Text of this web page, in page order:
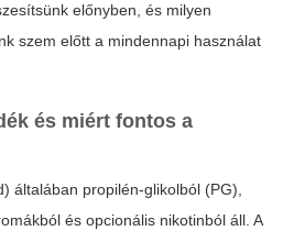
előnyben, és milyen
szem előtt a mindennapi használat
és miért fontos a
általában propilén-glikolból (PG),
és opcionális nikotinból áll. A